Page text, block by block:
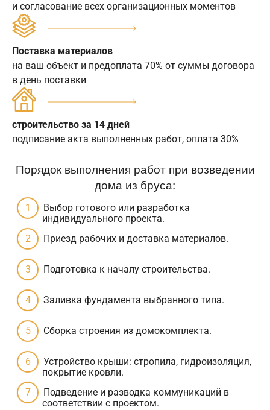
и согласование всех организационных моментов
Поставка материалов
на ваш объект и предоплата 70% от суммы договора
в день поставки
строительство за 14 дней
подписание акта выполненных работ, оплата 30%
Порядок выполнения работ при возведении
дома из бруса:
Выбор готового или разработка
индивидуального проекта.
Приезд рабочих и доставка материалов.
Подготовка к началу строительства.
Заливка фундамента выбранного типа.
Сборка строения из домокомплекта.
Устройство крыши: стропила, гидроизоляция,
покрытие кровли.
Подведение и разводка коммуникаций в
соответствии с проектом.